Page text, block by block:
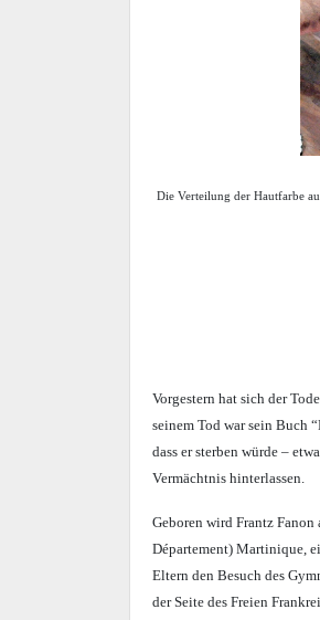
Die Verteilung der Hautfarbe
Vorgestern hat sich der
seinem Tod war sein Buch
dass er sterben würde –
Vermächtnis hinterlassen.
Geboren wird Frantz
Département) Martinique,
Eltern den Besuch des
der Seite des Freien